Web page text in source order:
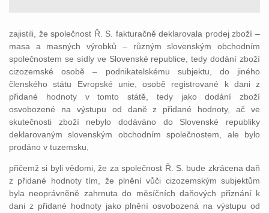
zajistili, že společnost Ř. S. fakturačně deklarovala prodej zboží –
masa a masných výrobků – různým slovenským obchodním
společnostem se sídly ve Slovenské republice, tedy dodání zboží
cizozemské osobě – podnikatelskému subjektu, do jiného
členského státu Evropské unie, osobě registrované k dani z
přidané hodnoty v tomto státě, tedy jako dodání zboží
osvobozené na výstupu od daně z přidané hodnoty, ač ve
skutečnosti zboží nebylo dodáváno do Slovenské republiky
deklarovaným slovenským obchodním společnostem, ale bylo
prodáno v tuzemsku,
přičemž si byli vědomi, že za společnost Ř. S. bude zkrácena daň
z přidané hodnoty tím, že plnění vůči cizozemským subjektům
byla neoprávněně zahrnuta do měsíčních daňových přiznání k
dani z přidané hodnoty jako plnění osvobozená na výstupu od